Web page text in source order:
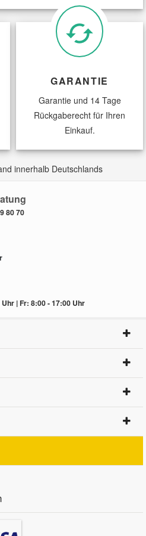
GARANTIE
Garantie und 14 Tage
Rückgaberecht für Ihren
Einkauf.
innerhalb Deutschlands
80 70
| Fr: 8:00 - 17:00 Uhr